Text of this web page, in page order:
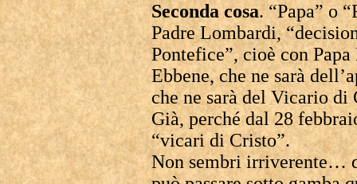
Seconda cosa. “Papa” o
Padre Lombardi,
Pontefice”, cioè con
Ebbene, che ne sarà
che ne sarà del Vicario di
Già, perché dal 28
“vicari di Cristo”.
Non sembri irriverente…